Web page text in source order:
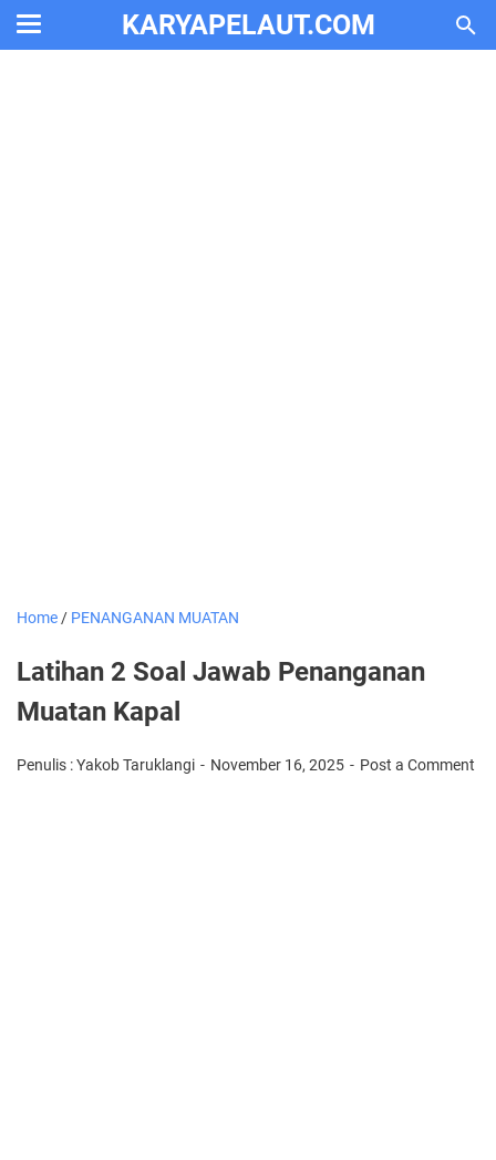
KARYAPELAUT.COM
Home / PENANGANAN MUATAN
Latihan 2 Soal Jawab Penanganan
Muatan Kapal
Penulis : Yakob Taruklangi November 16, 2025 Post a Comment